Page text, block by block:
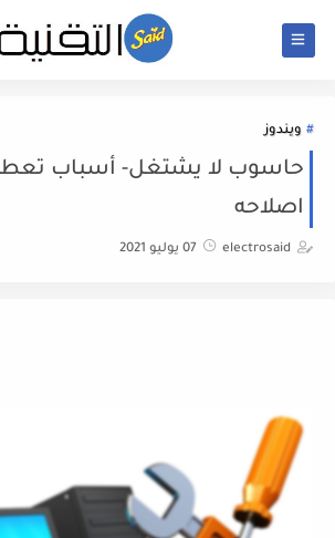
ويندوز
حاسوب لا يشتغل- أسباب
اصلاحه
electrosaid 07 يوليو 2021